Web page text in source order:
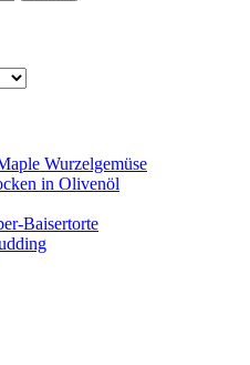
Wurzelgemüse
in Olivenöl
Baisertorte